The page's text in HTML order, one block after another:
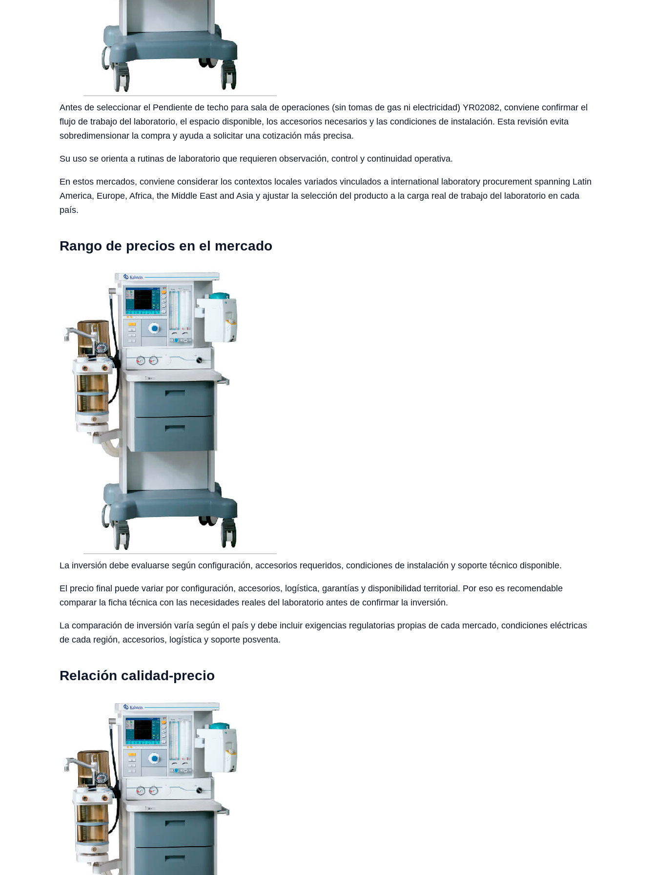
Antes de seleccionar el Pendiente de techo para sala de operaciones (sin tomas de gas ni electricidad) YR02082, conviene confirmar el
flujo de trabajo del laboratorio, el espacio disponible, los accesorios necesarios y las condiciones de instalación. Esta revisión evita
sobredimensionar la compra y ayuda a solicitar una cotización más precisa.
Su uso se orienta a rutinas de laboratorio que requieren observación, control y continuidad operativa.
En estos mercados, conviene considerar los contextos locales variados vinculados a international laboratory procurement spanning Latin
America, Europe, Africa, the Middle East and Asia y ajustar la selección del producto a la carga real de trabajo del laboratorio en cada
país.
Rango de precios en el mercado
La inversión debe evaluarse según configuración, accesorios requeridos, condiciones de instalación y soporte técnico disponible.
El precio final puede variar por configuración, accesorios, logística, garantías y disponibilidad territorial. Por eso es recomendable
comparar la ficha técnica con las necesidades reales del laboratorio antes de confirmar la inversión.
La comparación de inversión varía según el país y debe incluir exigencias regulatorias propias de cada mercado, condiciones eléctricas
de cada región, accesorios, logística y soporte posventa.
Relación calidad-precio